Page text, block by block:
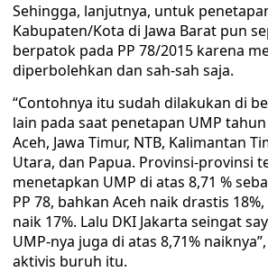
Sehingga, lanjutnya, untuk
Kabupaten/Kota di Jawa Barat pun
berpatok pada PP 78/2015 karena
diperbolehkan dan sah-sah saja.
“Contohnya itu sudah dilakukan di
lain pada saat penetapan UMP
Aceh, Jawa Timur, NTB, Kalimantan
Utara, dan Papua. Provinsi-provinsi
menetapkan UMP di atas 8,71 %
PP 78, bahkan Aceh naik drastis
naik 17%. Lalu DKI Jakarta seingat
UMP-nya juga di atas 8,71%
aktivis buruh itu.